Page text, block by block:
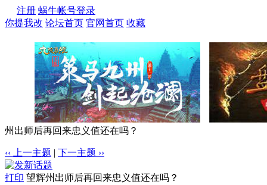
注册 蜗牛帐号登录
你提我改 论坛首页 官网首页 收藏
州出师后再回来忠义值还在吗？
‹‹ 上一主题 | 下一主题 ››
打印 望辉州出师后再回来忠义值还在吗？